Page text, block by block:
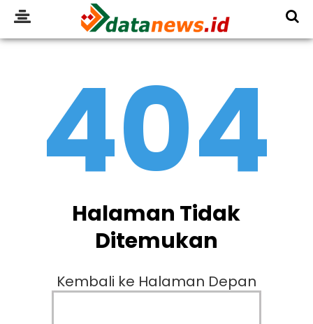
404
Halaman Tidak
Ditemukan
Kembali ke Halaman Depan